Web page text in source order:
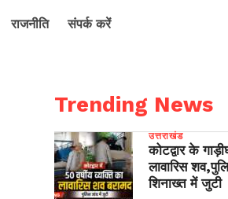
राजनीति संपर्क करें
Trending News
उत्तराखंड
कोटद्वार के
लावारिस
शिनाख्त में जुटी